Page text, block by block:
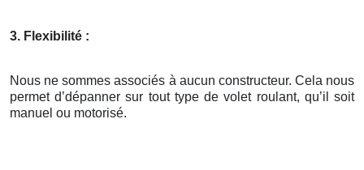
3. Flexibilité :
Nous ne sommes associés à aucun constructeur. Cela nous
permet d’dépanner sur tout type de volet roulant, qu’il soit
manuel ou motorisé.